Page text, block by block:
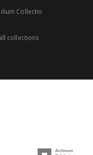
Collectio
collections